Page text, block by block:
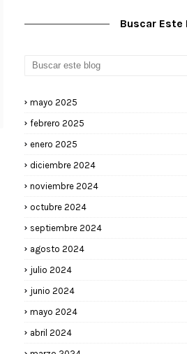
Buscar Este
mayo 2025
febrero 2025
enero 2025
diciembre 2024
noviembre 2024
octubre 2024
septiembre 2024
agosto 2024
julio 2024
junio 2024
mayo 2024
abril 2024